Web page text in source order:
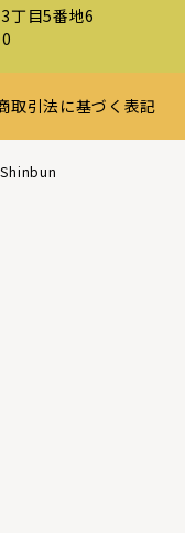
丁目5番地6
取引法に基づく表記